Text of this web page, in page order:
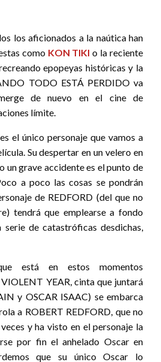
los aficionados a la naútica han
como KON TIKI o la reciente
epopeyas históricas y la
TODO ESTÁ PERDIDO va
de nuevo en el cine de
límite.
el único personaje que vamos a
Su despertar en un velero en
un grave accidente es el punto de
a poco las cosas se pondrán
de REDFORD (del que no
tendrá que emplearse a fondo
de catastróficas desdichas,
está en estos momentos
YEAR, cinta que juntará
y OSCAR ISAAC) se embarca
a ROBERT REDFORD, que no
y ha visto en el personaje la
por fin el anhelado Oscar en
que su único Oscar lo